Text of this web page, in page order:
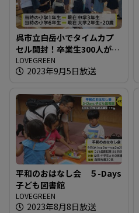
呉市立白岳小でタイムカプ
セル開封！卒業生300人が集
合
LOVEGREEN
2023年9月5日放送
平和のおはなし会 ５-Days
子ども図書館
LOVEGREEN
2023年8月8日放送